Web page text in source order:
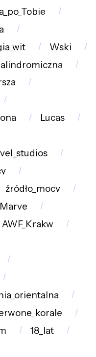
Wski
Lucas
źródło_mocy
AWF_Krakw
18_lat